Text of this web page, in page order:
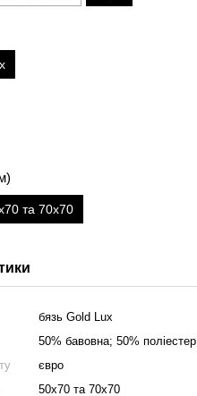
та 70х70
бязь Gold Lux
50% бавовна; 50% поліестер
євро
50х70 та 70х70